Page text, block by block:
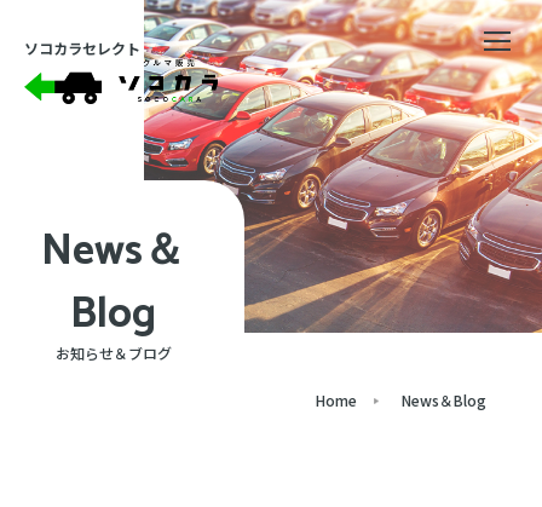
ソコカラセレクト
News＆
Blog
お知らせ＆ブログ
Home News＆Blog